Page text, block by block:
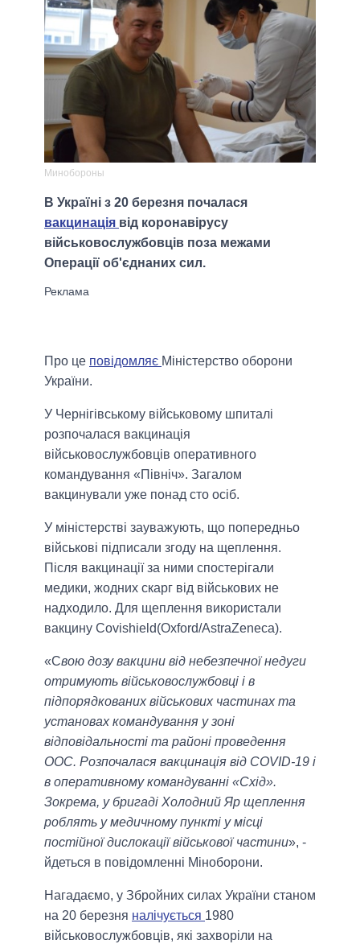
Минобороны
В Україні з 20 березня почалася
вакцинація від коронавірусу
військовослужбовців поза межами
Операції об'єднаних сил.
Про це повідомляє Міністерство оборони
України.
У Чернігівському військовому шпиталі
розпочалася вакцинація
військовослужбовців оперативного
командування «Північ». Загалом
вакцинували уже понад сто осіб.
У міністерстві зауважують, що попередньо
військові підписали згоду на щеплення.
Після вакцинації за ними спостерігали
медики, жодних скарг від військових не
надходило. Для щеплення використали
вакцину Covishield(Oxford/AstraZeneca).
«Свою дозу вакцини від небезпечної недуги
отримують військовослужбовці і в
підпорядкованих військових частинах та
установах командування у зоні
відповідальності та районі проведення
ООС. Розпочалася вакцинація від COVID-19 і
в оперативному командуванні «Схід».
Зокрема, у бригаді Холодний Яр щеплення
роблять у медичному пункті у місці
постійної дислокації військової частини», -
йдеться в повідомленні Міноборони.
Нагадаємо, у Збройних силах України станом
на 20 березня налічується 1980
військовослужбовців, які захворіли на